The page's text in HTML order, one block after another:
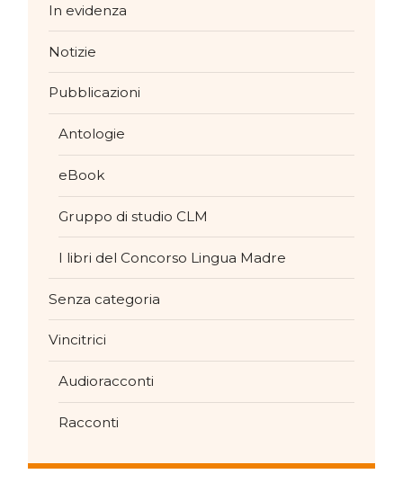
In evidenza
Notizie
Pubblicazioni
Antologie
eBook
Gruppo di studio CLM
I libri del Concorso Lingua Madre
Senza categoria
Vincitrici
Audioracconti
Racconti